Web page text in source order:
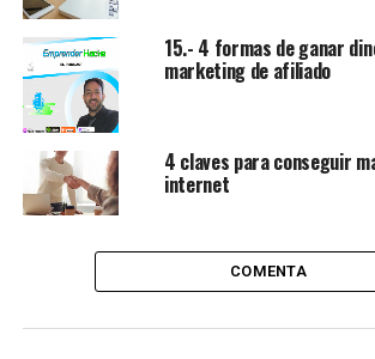
DON'T MISS
7.- Historias de emprendimiento:
emprender con Eduardo Márquez
Andrés García López
EmprenderHacks. Me dedico a separar la
analizo cómo la cultura humana y la
15.- 4 formas de ganar
marketing de afiliado
4 claves para conseguir
internet
COMENTA